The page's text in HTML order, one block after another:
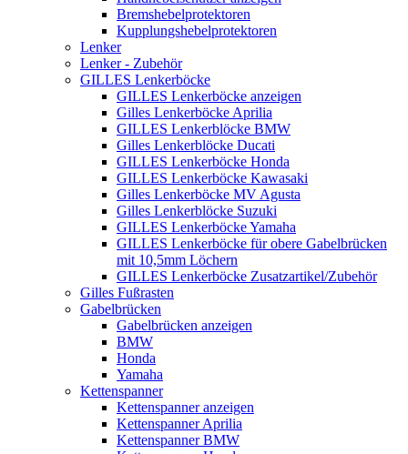
Bremshebelprotektoren
Kupplungshebelprotektoren
Lenker
Lenker - Zubehör
GILLES Lenkerböcke
GILLES Lenkerböcke anzeigen
Gilles Lenkerböcke Aprilia
GILLES Lenkerblöcke BMW
Gilles Lenkerblöcke Ducati
GILLES Lenkerböcke Honda
GILLES Lenkerböcke Kawasaki
Gilles Lenkerböcke MV Agusta
Gilles Lenkerblöcke Suzuki
GILLES Lenkerböcke Yamaha
GILLES Lenkerböcke für obere Gabelbrücken
mit 10,5mm Löchern
GILLES Lenkerböcke Zusatzartikel/Zubehör
Gilles Fußrasten
Gabelbrücken
Gabelbrücken anzeigen
BMW
Honda
Yamaha
Kettenspanner
Kettenspanner anzeigen
Kettenspanner Aprilia
Kettenspanner BMW